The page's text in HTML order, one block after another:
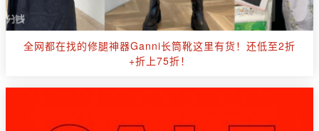
全网都在找的修腿神器Ganni长筒靴这里有货！还低至2折
+折上75折！